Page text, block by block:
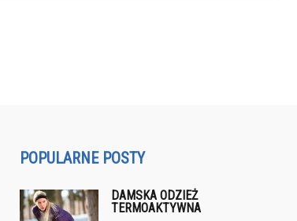
POPULARNE POSTY
DAMSKA ODZIEŻ
TERMOAKTYWNA